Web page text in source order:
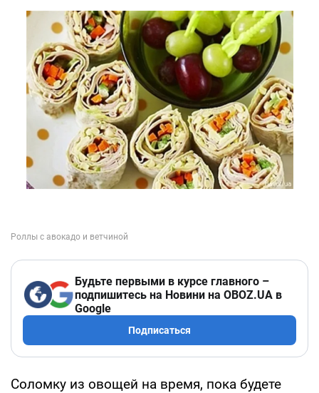
Будьте первыми в курсе главного –
подпишитесь на Новини на OBOZ.UA в
Google
Подписаться
Соломку из овощей на время, пока будете